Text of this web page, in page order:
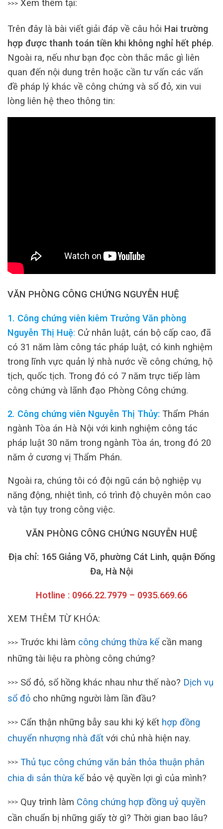
>>> Xem thêm tại:
Trên đây là bài viết giải đáp về câu hỏi Hai trường
hợp được thanh toán tiền khi không nghỉ hết phép.
Ngoài ra, nếu như bạn đọc còn thắc mắc gì liên
quan đến nội dung trên hoặc cần tư vấn các vấn
đề pháp lý khác về công chứng và sổ đỏ, xin vui
lòng liên hệ theo thông tin:
VĂN PHÒNG CÔNG CHỨNG NGUYỄN HUỆ
1. Công chứng viên kiêm Trưởng Văn phòng
Nguyễn Thị Huệ: Cử nhân luật, cán bộ cấp cao, đã
có 31 năm làm công tác pháp luật, có kinh nghiệm
trong lĩnh vực quản lý nhà nước về công chứng, hộ
tịch, quốc tịch. Trong đó có 7 năm trực tiếp làm
công chứng và lãnh đạo Phòng Công chứng.
2. Công chứng viên Nguyễn Thị Thủy: Thẩm Phán
ngành Tòa án Hà Nội với kinh nghiệm công tác
pháp luật 30 năm trong ngành Tòa án, trong đó 20
năm ở cương vị Thẩm Phán.
Ngoài ra, chúng tôi có đội ngũ cán bộ nghiệp vụ
năng động, nhiệt tình, có trình độ chuyên môn cao
và tận tụy trong công việc.
VĂN PHÒNG CÔNG CHỨNG NGUYỄN HUỆ
Địa chỉ: 165 Giảng Võ, phường Cát Linh, quận Đống
Đa, Hà Nội
Hotline : 0966.22.7979 – 0935.669.66
XEM THÊM TỪ KHÓA:
>>> Trước khi làm công chứng thừa kế cần mang
những tài liệu ra phòng công chứng?
>>> Sổ đỏ, sổ hồng khác nhau như thế nào? Dịch vụ
sổ đỏ cho những người làm lần đầu?
>>> Cẩn thận những bẫy sau khi ký kết hợp đồng
chuyển nhượng nhà đất với chủ nhà hiện nay.
>>> Thủ tục công chứng văn bản thỏa thuận phân
chia di sản thừa kế bảo vệ quyền lợi gì của mình?
>>> Quy trình làm Công chứng hợp đồng uỷ quyền
cần chuẩn bị những giấy tờ gì? Thời gian bao lâu?